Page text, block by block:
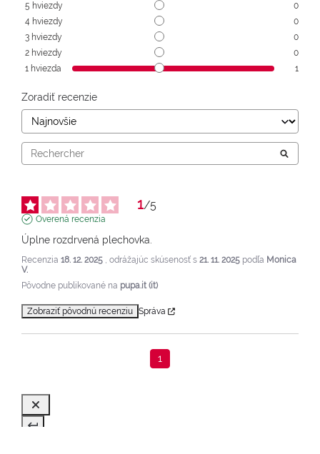
5 hviezdy
0
4 hviezdy
0
3 hviezdy
0
2 hviezdy
0
1 hviezda 1
Zoradiť recenzie
1/5
Overená recenzia
Úplne rozdrvená plechovka.
Recenzia 18. 12. 2025 , odrážajúc skúsenosť s 21. 11. 2025 podľa Monica
V.
Pôvodne publikované na pupa.it (it)
Zobraziť pôvodnú recenziu Správa
1